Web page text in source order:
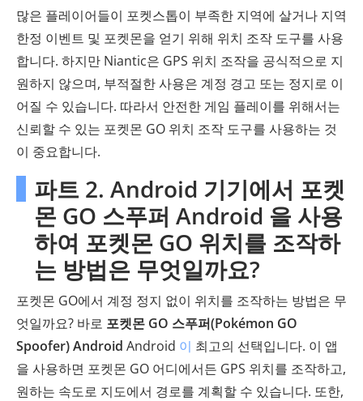
많은 플레이어들이 포켓스톱이 부족한 지역에 살거나 지역
한정 이벤트 및 포켓몬을 얻기 위해 위치 조작 도구를 사용
합니다. 하지만 Niantic은 GPS 위치 조작을 공식적으로 지
원하지 않으며, 부적절한 사용은 계정 경고 또는 정지로 이
어질 수 있습니다. 따라서 안전한 게임 플레이를 위해서는
신뢰할 수 있는 포켓몬 GO 위치 조작 도구를 사용하는 것
이 중요합니다.
파트 2. Android 기기에서 포켓
몬 GO 스푸퍼 Android 을 사용
하여 포켓몬 GO 위치를 조작하
는 방법은 무엇일까요?
포켓몬 GO에서 계정 정지 없이 위치를 조작하는 방법은 무
엇일까요? 바로 포켓몬 GO 스푸퍼(Pokémon GO
Spoofer) Android Android 이 최고의 선택입니다. 이 앱
을 사용하면 포켓몬 GO 어디에서든 GPS 위치를 조작하고,
원하는 속도로 지도에서 경로를 계획할 수 있습니다. 또한,